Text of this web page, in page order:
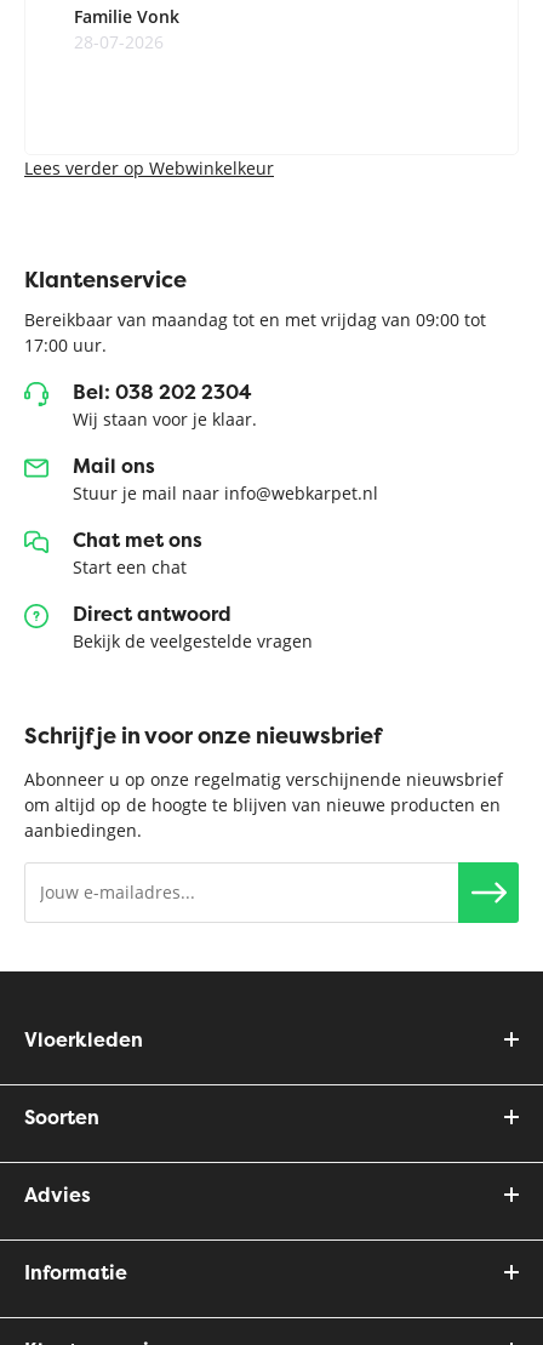
Familie Vonk
28-07-2026
Lees verder op Webwinkelkeur
Klantenservice
Bereikbaar van maandag tot en met vrijdag van 09:00 tot
17:00 uur.
Bel: 038 202 2304
Wij staan voor je klaar.
Mail ons
Stuur je mail naar info@webkarpet.nl
Chat met ons
Start een chat
Direct antwoord
Bekijk de veelgestelde vragen
Schrijf je in voor onze nieuwsbrief
Abonneer u op onze regelmatig verschijnende nieuwsbrief
om altijd op de hoogte te blijven van nieuwe producten en
aanbiedingen.
Vloerkleden
Soorten
Advies
Informatie